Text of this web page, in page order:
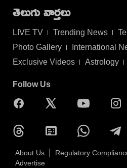
తెలుగు వార్తలు
LIVE TV Trending News
Photo Gallery
International
Exclusive Videos
Astrology
Follow Us
About Us Regulatory
Advertise